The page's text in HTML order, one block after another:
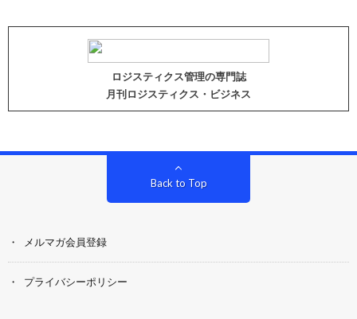
ロジスティクス管理の専門誌
月刊ロジスティクス・ビジネス
Back to Top
メルマガ会員登録
プライバシーポリシー